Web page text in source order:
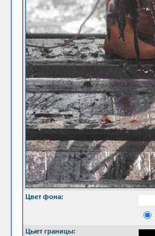
Цвет фона:
Цыет границы: